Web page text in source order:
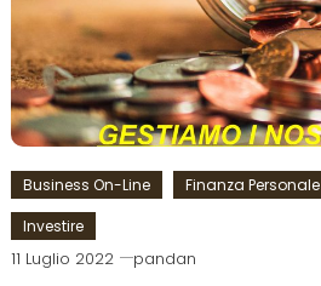
Business On-Line Finanza Personale
Investire
11 Luglio 2022 pandan